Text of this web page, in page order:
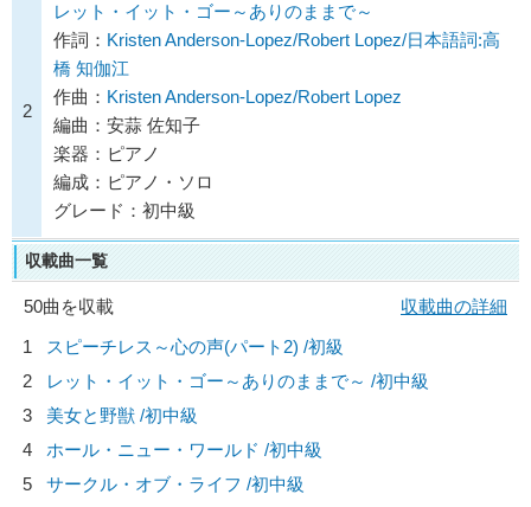
2
レット・イット・ゴー～ありのままで～
作詞： Kristen Anderson-Lopez/Robert Lopez/日本語詞:高
橋 知伽江
作曲： Kristen Anderson-Lopez/Robert Lopez
編曲：安蒜 佐知子
楽器：ピアノ
編成：ピアノ・ソロ
グレード：初中級
収載曲一覧
50曲を収載
収載曲の詳細
1
スピーチレス～心の声(パート2) /初級
2
レット・イット・ゴー～ありのままで～ /初中級
3
美女と野獣 /初中級
4
ホール・ニュー・ワールド /初中級
5
サークル・オブ・ライフ /初中級